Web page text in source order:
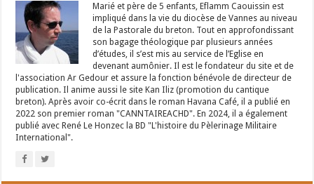
Marié et père de 5 enfants, Eflamm Caouissin est
impliqué dans la vie du diocèse de Vannes au niveau
de la Pastorale du breton. Tout en approfondissant
son bagage théologique par plusieurs années
d’études, il s’est mis au service de l’Eglise en
devenant aumônier. Il est le fondateur du site et de
l'association Ar Gedour et assure la fonction bénévole de directeur de
publication. Il anime aussi le site Kan Iliz (promotion du cantique
breton). Après avoir co-écrit dans le roman Havana Café, il a publié en
2022 son premier roman "CANNTAIREACHD". En 2024, il a également
publié avec René Le Honzec la BD "L'histoire du Pèlerinage Militaire
International".